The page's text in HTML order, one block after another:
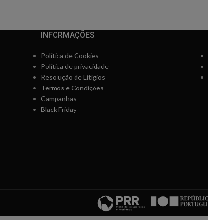
INFORMAÇÕES
Política de Cookies
Política de privacidade
Resolução de Litígios
Termos e Condições
Campanhas
Black Friday